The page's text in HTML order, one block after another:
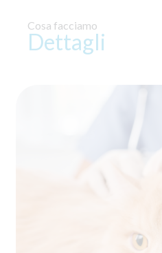
Cosa facciamo
Dettagli